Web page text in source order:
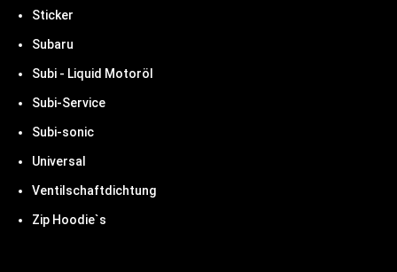
Sticker
Subaru
Subi - Liquid Motoröl
Subi-Service
Subi-sonic
Universal
Ventilschaftdichtung
Zip Hoodie`s